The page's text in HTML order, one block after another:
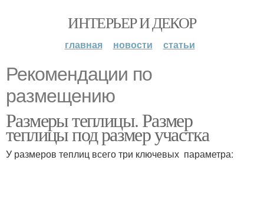
ИНТЕРЬЕР И ДЕКОР
главная новости статьи
Рекомендации по
размещению
Размеры теплицы. Размер
теплицы под размер участка
У размеров теплиц всего три ключевых параметра: